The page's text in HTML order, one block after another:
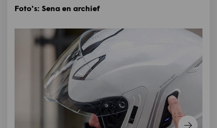
Foto's: Sena en archief